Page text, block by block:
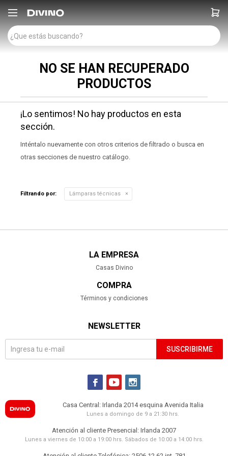

NO SE HAN RECUPERADO
PRODUCTOS
¡Lo sentimos! No hay productos en esta
sección.
Inténtalo nuevamente con otros criterios de filtrado o busca en
otras secciones de nuestro catálogo.
Filtrando por: Lámparas técnicas
LA EMPRESA
Casas Divino
COMPRA
Términos y condiciones
NEWSLETTER
SUSCRIBIRME
  
Casa Central: Irlanda 2014 esquina Avenida Italia
Lunes a domingo de 9 a 21:30 hrs.
Atención al cliente Presencial: Irlanda 2007
Lunes a viernes de 10:00 a 19:00 hrs. Sábados de 10:00 a 14:00 hrs.